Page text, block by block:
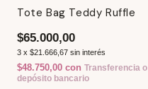
Tote Bag Teddy Ruffle
$65.000,00
3 x $21.666,67 sin interés
$48.750,00 con Transferencia o
depósito bancario